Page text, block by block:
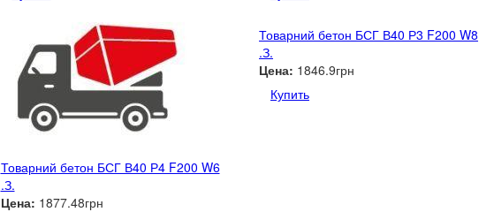
Товарний бетон БСГ В40 Р4 F200 W6
.З.
Цена: 1877.48грн
Товарний бетон БСГ В40 Р3 F200 W8
.З.
Цена: 1846.9грн
Купить